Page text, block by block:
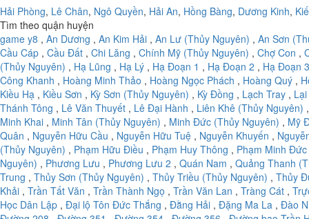
Hải Phòng, Lê Chân, Ngô Quyền, Hải An, Hồng Bàng, Dương Kinh,
Tìm theo quận huyện
game y8 , An Dương , An Kim Hải , An Lư (Thủy Nguyên) , An Sơn
Cầu Cáp , Cầu Đất , Chi Lăng , Chính Mỹ (Thủy Nguyên) , Chợ Con ,
(Thủy Nguyên) , Hạ Lũng , Hạ Lý , Hạ Đoạn 1 , Hạ Đoạn 2 , Hạ Đoạn 3
Công Khanh , Hoàng Minh Thảo , Hoàng Ngọc Phách , Hoàng Quý ,
Kiều Hạ , Kiều Sơn , Kỳ Sơn (Thủy Nguyên) , Kỳ Đồng , Lạch Tray ,
Thánh Tông , Lê Văn Thuyết , Lê Đại Hành , Liên Khê (Thủy Nguyên)
Minh Khai , Minh Tân (Thủy Nguyên) , Minh Đức (Thủy Nguyên) , Mỹ
Quân , Nguyễn Hữu Cầu , Nguyễn Hữu Tuệ , Nguyễn Khuyến ,
(Thủy Nguyên) , Phạm Hữu Điều , Phạm Huy Thông , Phạm Minh Đức
Nguyên) , Phương Lưu , Phương Lưu 2 , Quán Nam , Quảng Thanh
Trung , Thủy Sơn (Thủy Nguyên) , Thủy Triều (Thủy Nguyên) , Thủy
Khải , Trần Tất Văn , Trần Thành Ngọ , Trần Văn Lan , Tràng Cát ,
Học Dân Lập , Đại lộ Tôn Đức Thắng , Đằng Hải , Đặng Ma La , Đào